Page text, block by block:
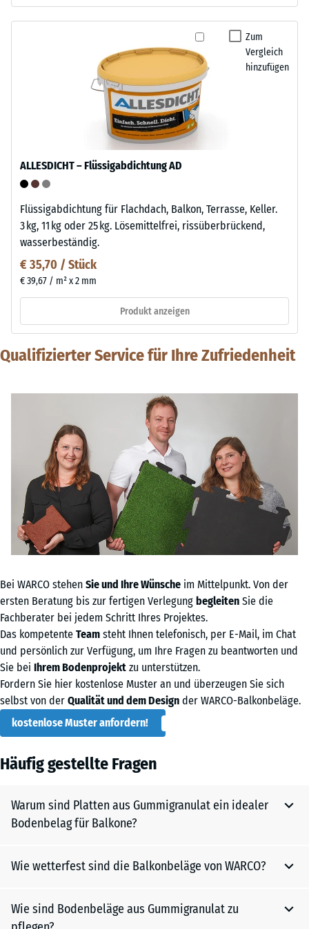
Zum
Vergleich
hinzufügen
ALLESDICHT – Flüssigabdichtung AD
Flüssigabdichtung für Flachdach, Balkon, Terrasse, Keller.
3 kg, 11 kg oder 25 kg. Lösemittelfrei, rissüberbrückend,
wasserbeständig.
€ 35,70 / Stück
€ 39,67 / m² x 2 mm
Produkt anzeigen
Qualifizierter Service für Ihre Zufriedenheit
Bei WARCO stehen Sie und Ihre Wünsche im Mittelpunkt. Von der
ersten Beratung bis zur fertigen Verlegung begleiten Sie die
Fachberater bei jedem Schritt Ihres Projektes.
Das kompetente Team steht Ihnen telefonisch, per E-Mail, im Chat
und persönlich zur Verfügung, um Ihre Fragen zu beantworten und
Sie bei Ihrem Bodenprojekt zu unterstützen.
Fordern Sie hier kostenlose Muster an und überzeugen Sie sich
selbst von der Qualität und dem Design der WARCO-Balkonbeläge.
kostenlose Muster anfordern!
Häufig gestellte Fragen
Warum sind Platten aus Gummigranulat ein idealer
Bodenbelag für Balkone?
Platten aus Gummigranulat sind ideal für Balkone, weil sie
ihrer rutschfesten Oberfläche bieten sie bei Nässe
optimalen Halt und ihre elastische Beschaffenheit sorgt für
Wie wetterfest sind die Balkonbeläge von WARCO?
Die Gummigranulat-Bodenbeläge von WARCO überzeugen
Wie sind Bodenbeläge aus Gummigranulat zu